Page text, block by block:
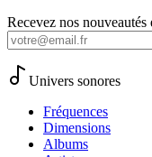
Recevez nos nouveautés
Univers sonores
Fréquences
Dimensions
Albums